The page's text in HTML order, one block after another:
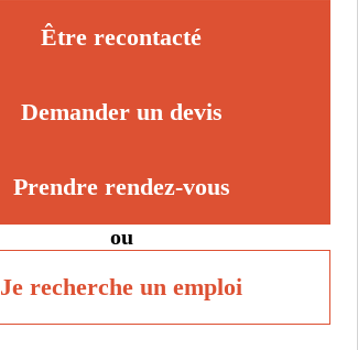
Être recontacté
Demander un devis
Prendre rendez-vous
ou
Je recherche un emploi